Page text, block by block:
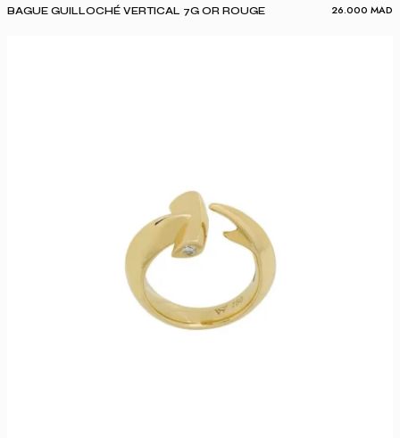
BAGUE GUILLOCHÉ VERTICAL 7G OR ROUGE 26.000 MAD